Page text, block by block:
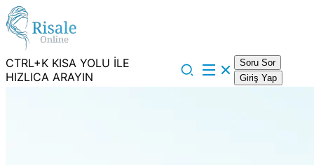
CTRL+K KISA YOLU İLE
HIZLICA ARAYIN
Soru Sor
Giriş Yap